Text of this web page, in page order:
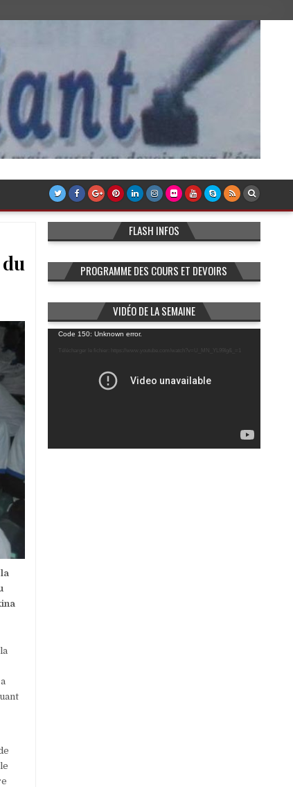
FLASH INFOS
PROGRAMME DES COURS ET DEVOIRS
VIDÉO DE LA SEMAINE
Lecteur
vidéo
Code 150: Unknown error.
Télécharger le fichier: https://www.youtube.com/watch?v=U_MN_YL99Ig&_=1